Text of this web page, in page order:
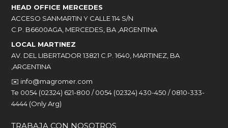
HEAD OFFICE MERCEDES
ACCESO SANMARTIN Y CALLE 114 S/N
C.P. B6600AGA, MERCEDES, BA ,ARGENTINA
LOCAL MARTINEZ
AV. DEL LIBERTADOR 13821 C.P. 1640, MARTINEZ, BA
,ARGENTINA
✉️ info@magromer.com
Te 0054 (02324) 621-800 / 0054 (02324) 430-450 / 0810-333-
4444 (Only Arg)
TRABAJA CON NOSOTROS